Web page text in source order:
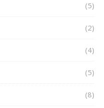
(5)
(2)
(4)
(5)
(8)